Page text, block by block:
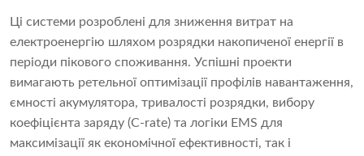
Ці системи розроблені для зниження витрат на
електроенергію шляхом розрядки накопиченої енергії в
періоди пікового споживання. Успішні проекти
вимагають ретельної оптимізації профілів навантаження,
ємності акумулятора, тривалості розрядки, вибору
коефіцієнта заряду (C-rate) та логіки EMS для
максимізації як економічної ефективності, так і